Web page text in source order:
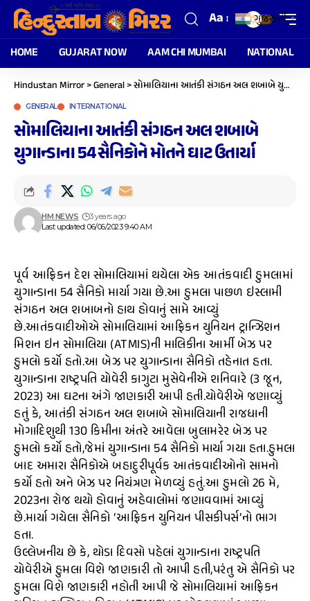
Aa
HOME GUJARAT NOW AAM CHI MUMBAI NATIONAL
Hindustan Mirror>General>સોમાલિયાના આતંકી સંગઠન અલ શબાબે યુગાન્ડાના 54 સૈનિકોને મોતને ઘાટ ઉતાર્યા
GENERAL INTERNATIONAL
સોમાલિયાના આતંકી સંગઠન અલ શબાબે
યુગાન્ડાના 54 સૈનિકોને મોતને ઘાટ ઉતાર્યા
Last updated: 06/06/2023 9:40 AM
HM NEWS 3 years ago
પૂર્વ આફ્રિકન દેશ સોમાલિયામાં થયેલા એક આતંકવાદી હુમલામાં
યુગાન્ડાના 54 સૈનિકો માર્યા ગયા છે.આ હુમલા પાછળ ઇસ્લામી
સંગઠન અલ શબાબનો હાથ હોવાનું સામે આવ્યું
છે.આતંકવાદીઓએ સોમાલિયામાં આફ્રિકન યુનિયન ટ્રાન્ઝિશન
મિશન ઇન સોમાલિયા (ATMIS)ની માલિકીના આર્મી બેઝ પર
હુમલો કર્યો હતો.આ બેઝ પર યુગાન્ડાના સૈનિકો તહેનાત હતા.
યુગાન્ડાના રાષ્ટ્રપતિ યોવેરી કાગુટા મુસેવેનીએ શનિવારે (3 જૂન,
2023) આ ઘટના અંગે જાણકારી આપી હતી.યોવેરીએ જણાવ્યું
હતું કે, આતંકી સંગઠન અલ શબાબે સોમાલિયાની રાજધાની
મોગાદિશુથી 130 કિમીના અંતરે આવેલા બુલામરેર બેઝ પર
હુમલો કર્યો હતો,જેમાં યુગાન્ડાના 54 સૈનિકો માર્યા ગયા હતા.હુમલા
બાદ અમારા સૈનિકોએ બહાદુરીપૂર્વક આતંકવાદીઓનો સામનો
કર્યો હતો અને બેઝ પર નિયંત્રણ મેળવ્યું હતું.આ હુમલો 26 મે,
2023ના રોજ થયો હોવાનું અહેવાલોમાં જણાવવામાં આવ્યું
છે.માર્યા ગયેલા સૈનિકો ‘આફ્રિકન યુનિયન પીસકીપર્સ’નો ભાગ
હતા.
ઉલ્લેખનીય છે કે, થોડા દિવસો પહેલાં યુગાન્ડાના રાષ્ટ્રપતિ
યોવેરીએ હુમલા વિશે જાણકારી તો આપી હતી,પરંતુ એ સૈનિકો પર
હુમલા વિશે જાણકારી નહોતી આપી જે સોમાલિયામાં આફ્રિકન
ગુજરાતી ▼